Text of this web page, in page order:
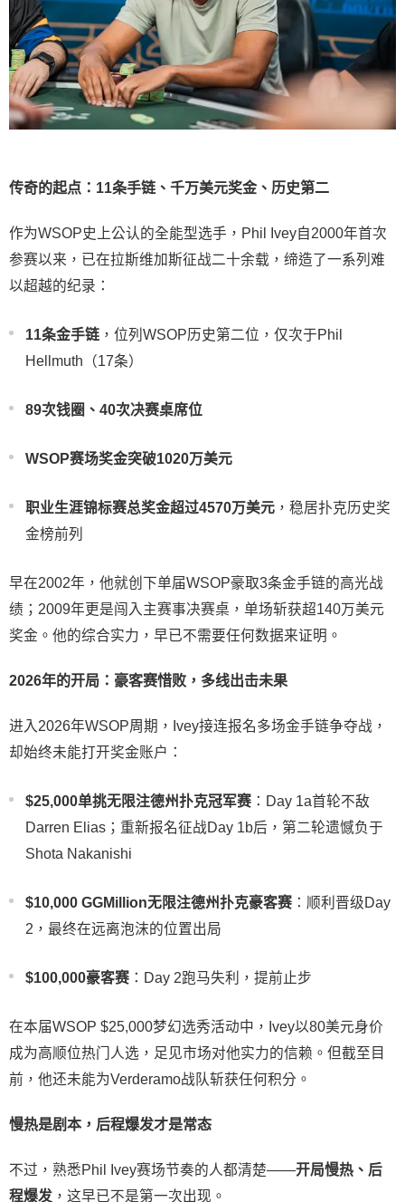
传奇的起点：11条手链、千万美元奖金、历史第二
作为WSOP史上公认的全能型选手，Phil Ivey自2000年首次
参赛以来，已在拉斯维加斯征战二十余载，缔造了一系列难
以超越的纪录：
11条金手链 ，位列WSOP历史第二位，仅次于Phil
Hellmuth（17条）
89次钱圈、40次决赛桌席位
WSOP赛场奖金突破1020万美元
职业生涯锦标赛总奖金超过4570万美元 ，稳居扑克历史奖
金榜前列
早在2002年，他就创下单届WSOP豪取3条金手链的高光战
绩；2009年更是闯入主赛事决赛桌，单场斩获超140万美元
奖金。他的综合实力，早已不需要任何数据来证明。
2026年的开局：豪客赛惜败，多线出击未果
进入2026年WSOP周期，Ivey接连报名多场金手链争夺战，
却始终未能打开奖金账户：
$25,000单挑无限注德州扑克冠军赛 ：Day 1a首轮不敌
Darren Elias；重新报名征战Day 1b后，第二轮遗憾负于
Shota Nakanishi
$10,000 GGMillion无限注德州扑克豪客赛 ：顺利晋级Day
2，最终在远离泡沫的位置出局
$100,000豪客赛 ：Day 2跑马失利，提前止步
在本届WSOP $25,000梦幻选秀活动中，Ivey以80美元身价
成为高顺位热门人选，足见市场对他实力的信赖。但截至目
前，他还未能为Verderamo战队斩获任何积分。
慢热是剧本，后程爆发才是常态
不过，熟悉Phil Ivey赛场节奏的人都清楚——开局慢热、后
程爆发 ，这早已不是第一次出现。